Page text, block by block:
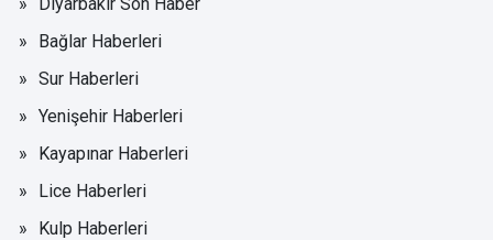
Bağlar Haberleri
Sur Haberleri
Yenişehir Haberleri
Kayapınar Haberleri
Lice Haberleri
Kulp Haberleri